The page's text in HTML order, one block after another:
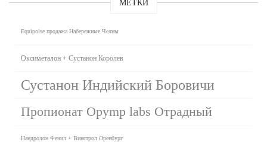
МЕТКИ
Equipoise продажа Набережные Челны
Оксиметалон + Сустанон Королев
Сустанон Индийский Боровичи
Пропионат Opymp labs Отрадный
Нандролон Фенил + Винстрол Оренбург